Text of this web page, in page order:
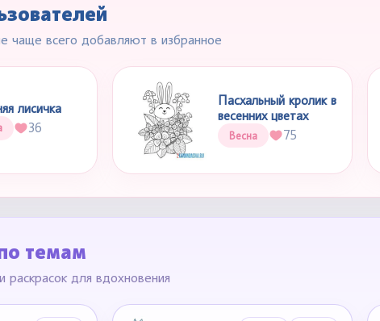
чаще всего добавляют в избранное
лисичка
36
Пасхальный кролик в
весенних цветах
Весна 75
темам
для вдохновения